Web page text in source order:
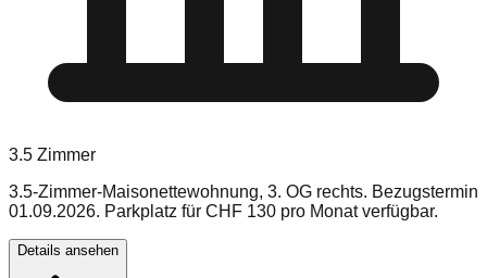
3.5 Zimmer
3.5-Zimmer-Maisonettewohnung, 3. OG rechts. Bezugstermin
01.09.2026. Parkplatz für CHF 130 pro Monat verfügbar.
Details ansehen